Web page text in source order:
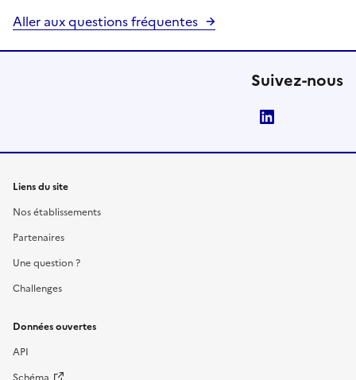
Aller aux questions fréquentes
Suivez-nous
Liens du site
Nos établissements
Partenaires
Une question ?
Challenges
Données ouvertes
API